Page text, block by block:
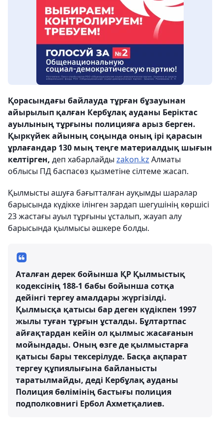
Қорасындағы байлауда тұрған бұзауынан
айырылып қалған Кербұлақ ауданы Беріктас
ауылының тұрғыны полицияға арыз берген.
Қыркүйек айының соңында оның ірі қарасын
ұрлағандар 130 мың теңге материалдық шығын
келтірген, деп хабарлайды zakon.kz Алматы
облысы ПД баспасөз қызметіне сілтеме жасап.
Қылмысты ашуға бағытталған ауқымды шаралар
барысында күдікке ілінген зардап шегушінің көршісі
23 жастағы ауыл тұрғыны ұсталып, жауап алу
барысында қылмысы әшкере болды.
Аталған дерек бойынша ҚР Қылмыстық
кодексінің 188-1 бабы бойынша сотқа
дейінгі тергеу амалдары жүргізілді.
Қылмысқа қатысы бар деген күдікпен 1997
жылы туған тұрғын ұсталды. Бұлтартпас
айғақтардан кейін ол қылмыс жасағанын
мойындады. Оның өзге де қылмыстарға
қатысы бары тексерілуде. Басқа ақпарат
тергеу құпиялығына байланысты
таратылмайды, деді Кербұлақ ауданы
Полиция бөлімінің бастығы полиция
подполковнигі Ербол Ахметқалиев.